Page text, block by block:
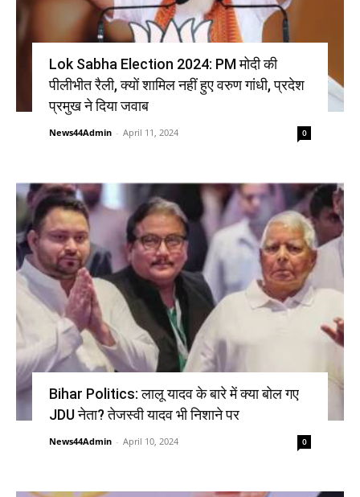
Lok Sabha Election 2024: PM मोदी की
पीलीभीत रैली, क्यों शामिल नहीं हुए वरुण गांधी, प्रदेश
प्रमुख ने दिया जवाब
News44Admin - April 11, 2024 0
Bihar Politics: लालू यादव के बारे में क्या बोल गए
JDU नेता? तेजस्वी यादव भी निशाने पर
News44Admin - April 10, 2024 0